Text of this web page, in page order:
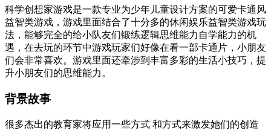
科学创想家游戏是一款专业为少年儿童设计方案的可爱卡通风
益智类游戏，游戏里面结合了十分多的休闲娱乐益智类游戏玩
法，能够完全的给小队友们锻练逻辑思维能力自学能力的机
遇，在去玩的环节中游戏玩家们好像在看一部卡通片，小朋友
们会非常喜欢。游戏里面还牵涉到丰富多彩的生活小技巧，提
升小朋友们的思维能力。
背景故事
很多杰出的教育家将应用一些方式 和方式来激发她们的创造